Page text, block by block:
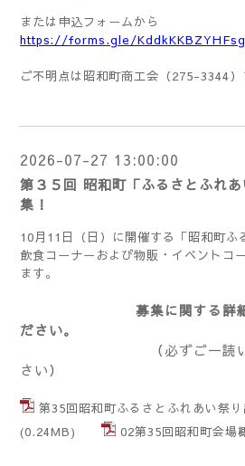
または申込フォームから
https://forms.gle/
ご不明点は昭和町商工会（275-3344）
2026-07-27 13:00:00
第３５回 昭和町「ふるさとふれ
集！
10月11日（日）に開催する「昭和町ふ
飲食コーナーおよび物販・イベントコ
ます。
募集に関する詳
ださい。
（必ずご一読いただ
さい）
第35回昭和町ふるさとふれあい祭
(0.24MB)
02第35回昭和町会場